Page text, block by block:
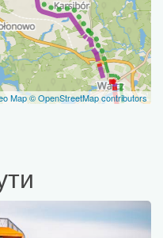
Map© OpenStreetMap contributors